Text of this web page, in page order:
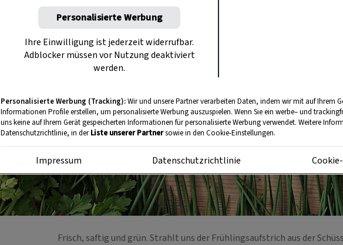
Frisch, saftig und grün. Strahlt uns der Frühlingsaufstrich aus der
Personalisierte Werbung
Ihre Einwilligung ist jederzeit widerrufbar.
Adblocker müssen vor Nutzung deaktiviert
werden.
Personalisierte Werbung (Tracking):Wir und unsere Partner verarbeiten Daten, indem wir mit auf Ihrem
Informationen Profile erstellen, um personalisierte Werbung auszuspielen. Wenn Sie ein werbe– und
uns keine auf Ihrem Gerät gespeicherten Informationen für personalisierte Werbung verwendet. Weitere
Datenschutzrichtlinie, in derListe unserer Partnersowie in den Cookie-Einstellungen.
Impressum Datenschutzrichtlinie